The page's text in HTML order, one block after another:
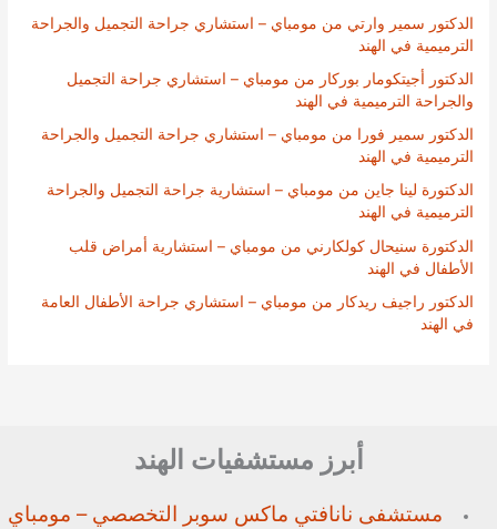
الدكتور سمير وارتي من مومباي – استشاري جراحة التجميل والجراحة
الترميمية في الهند
الدكتور أجيتكومار بوركار من مومباي – استشاري جراحة التجميل
والجراحة الترميمية في الهند
الدكتور سمير فورا من مومباي – استشاري جراحة التجميل والجراحة
الترميمية في الهند
الدكتورة لينا جاين من مومباي – استشارية جراحة التجميل والجراحة
الترميمية في الهند
الدكتورة سنيحال كولكارني من مومباي – استشارية أمراض قلب
الأطفال في الهند
الدكتور راجيف ريدكار من مومباي – استشاري جراحة الأطفال العامة
في الهند
أبرز مستشفيات الهند
مستشفى نانافتي ماكس سوبر التخصصي – مومباي